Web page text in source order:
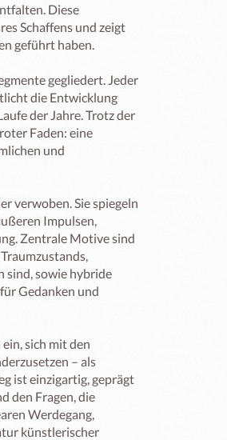
Diese
Schaffens und zeigt
geführt haben.
gegliedert. Jeder
die Entwicklung
der Jahre. Trotz der
Faden: eine
und
verwoben. Sie spiegeln
Impulsen,
Zentrale Motive sind
sind, sowie hybride
Gedanken und
sich mit den
– als
ist einzigartig, geprägt
den Fragen, die
Werdegang,
künstlerischer